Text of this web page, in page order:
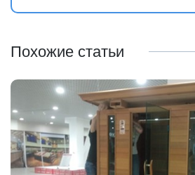
Похожие статьи